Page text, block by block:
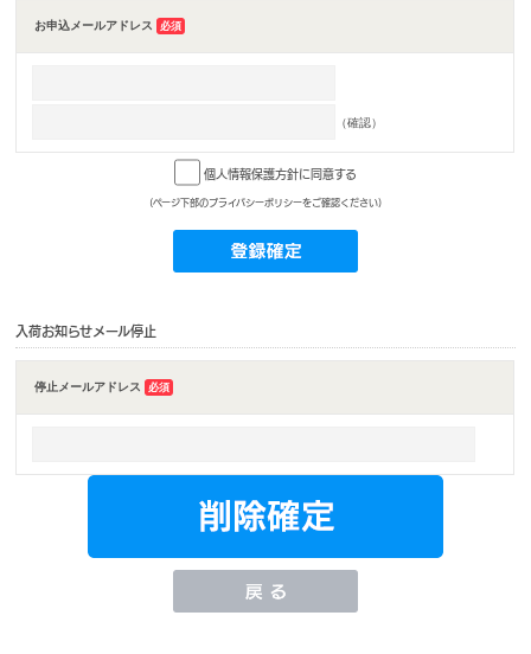
お申込メールアドレス 必須
（確認）
個人情報保護方針に同意する
(ページ下部のプライバシーポリシーをご確認ください)
入荷お知らせメール停止
停止メールアドレス 必須